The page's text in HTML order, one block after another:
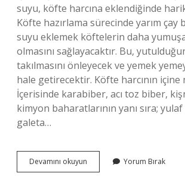
suyu, köfte harcına eklendiğinde
Köfte hazırlama sürecinde yarım çay
suyu eklemek köftelerin daha
olmasını sağlayacaktır. Bu,
takılmasını önleyecek ve yemek
hale getirecektir. Köfte harcının içine
İçerisinde karabiber, acı toz biber,
kimyon baharatlarının yanı sıra;
galeta…
Devamını okuyun
Yoğurt
Yorum Bırak